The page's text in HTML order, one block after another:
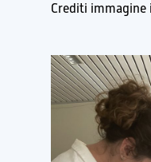
Crediti immagine